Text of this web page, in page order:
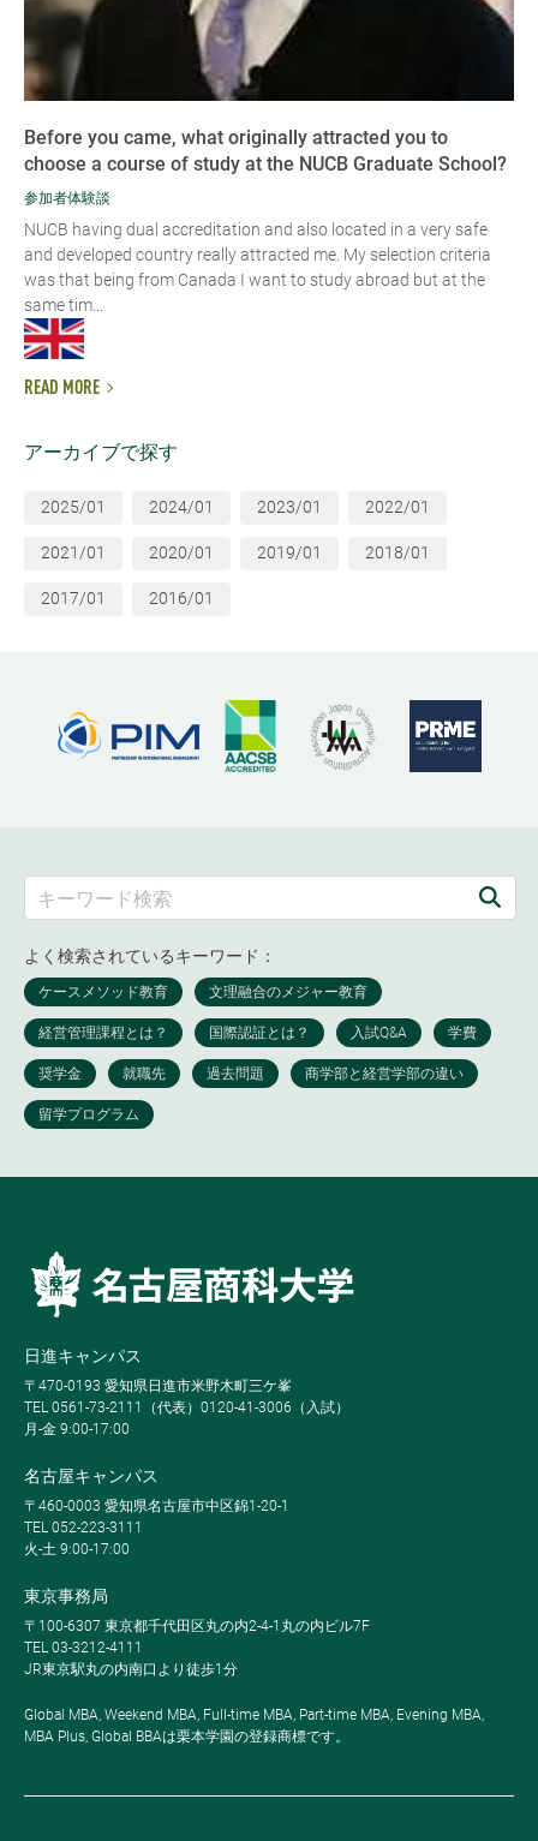
Before you came, what originally attracted you to
choose a course of study at the NUCB Graduate School?
参加者体験談
NUCB having dual accreditation and also located in a very safe
and developed country really attracted me. My selection criteria
was that being from Canada I want to study abroad but at the
same tim...
READ MORE
アーカイブで探す
2025/01 2024/01 2023/01 2022/01
2021/01 2020/01 2019/01 2018/01
2017/01 2016/01
よく検索されているキーワード：
日進キャンパス
〒470-0193 愛知県日進市米野木町三ケ峯
TEL 0561-73-2111（代表）0120-41-3006（入試）
月-金 9:00-17:00
名古屋キャンパス
〒460-0003 愛知県名古屋市中区錦1-20-1
TEL 052-223-3111
火-土 9:00-17:00
東京事務局
〒100-6307 東京都千代田区丸の内2-4-1丸の内ビル7F
TEL 03-3212-4111
JR東京駅丸の内南口より徒歩1分
Global MBA, Weekend MBA, Full-time MBA, Part-time MBA, Evening MBA,
MBA Plus, Global BBAは栗本学園の登録商標です。